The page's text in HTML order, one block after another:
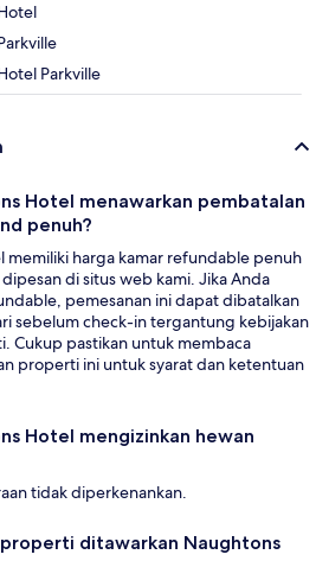
Parkville
Hotel menawarkan pembatalan
penuh?
memiliki harga kamar refundable penuh
di situs web kami. Jika Anda
pemesanan ini dapat dibatalkan
sebelum check-in tergantung kebijakan
Cukup pastikan untuk membaca
properti ini untuk syarat dan ketentuan
Hotel mengizinkan hewan
tidak diperkenankan.
ditawarkan Naughtons